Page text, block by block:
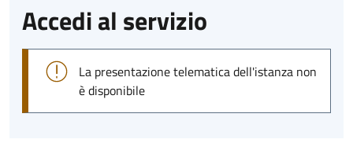
Accedi al servizio
La presentazione telematica dell'istanza non
è disponibile